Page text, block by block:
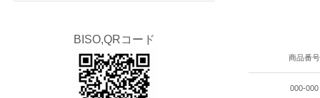
商品番号
000-000
BISO,QRコード